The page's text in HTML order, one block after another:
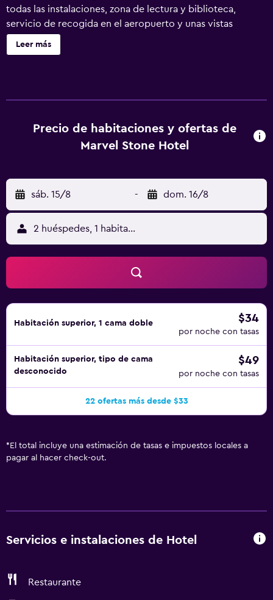
todas las instalaciones, zona de lectura y biblioteca,
servicio de recogida en el aeropuerto y unas vistas
espectaculares a las 3 grandes pirámides y la esfinge
desde la azotea, donde también hay mesa de billar y zona
Marvel Stone Hotel tiene un restaurante y servicio de
habitaciones las 24 horas. Se sirve un desayuno egipcio
información turística se organizan excursiones y
actividades por la zona. El Museo Egipcio está a 25
minutos en coche, mientras que el aeropuerto
internacional de El Cairo queda a 35 minutos.
Leer más
Precio de habitaciones y ofertas de
Marvel Stone Hotel
sáb. 15/8 - dom. 16/8
2 huéspedes, 1 habitación
Habitación superior, 1 cama doble $34
por noche con tasas
Habitación superior, tipo de cama
desconocido
$49
por noche con tasas
22 ofertas más desde $33
* El total incluye una estimación de tasas e impuestos locales a
pagar al hacer check-out.
Servicios e instalaciones de Hotel
Restaurante